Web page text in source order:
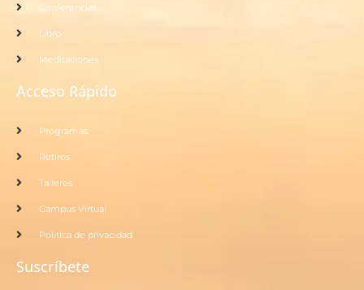
Conferencias
Libro
Meditaciones
Acceso Rápido
Programas
Retiros
Talleres
Campus Virtual
Politica de privacidad
Suscríbete